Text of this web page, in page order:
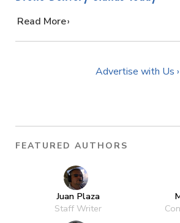
…
Read More
Advertise with Us ›
FEATURED AUTHORS
Juan Plaza
Staff Writer